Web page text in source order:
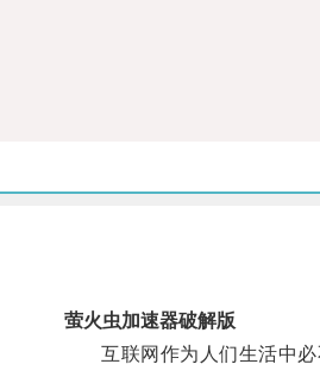
萤火虫加速器破解版
互联网作为人们生活中必